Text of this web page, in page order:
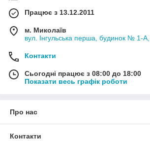
Працює з 13.12.2011
м. Миколаїв
вул. Інгульська перша, будинок № 1-
Контакти
Сьогодні працює з 08:00 до 18:00
Показати весь графік роботи
Про нас
Контакти